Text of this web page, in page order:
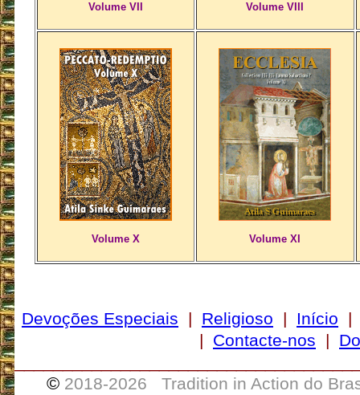
Volume VII Volume VIII
Volume X Volume XI
Devoções Especiais | Religioso | Início
| Contacte-nos |
© 2018-2026 Tradition in Action do